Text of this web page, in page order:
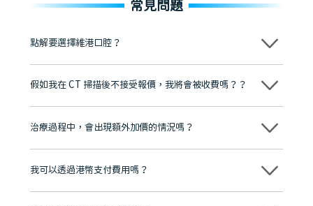
常見問題
點解要選擇維港口腔？
維港口腔踐行「醫道濟世」的大學校訓，各分院匯聚來自香港、內地的
牌」、「2025香港企業領袖品牌」，是諾貝爾種植系統全球放心植牙中
至今已服務超過三十個國家和地區的顧客，受到粵港澳大灣區及周邊城
市市民極高的口碑評價及信任推薦 珠海、深圳設有八大分院，香港亦設
有咨詢及服務保障中心，有任何問題都可以隨時預約免費咨詢，讓人十
假如我在 CT 掃描後不接受報價，我將會被收費嗎？？
不會！只要未開始實際服務之前，你不會被收取任何費用。
治療過程中，會出現額外加價的情況嗎？
不會，治療前我們會詳細說明治療方案及對應的價錢，顧客同意並簽字
我可以透過港幣支付費用嗎？
可以。維港口腔會按照當日匯率轉算收取費用，而匯率會及時告知客人